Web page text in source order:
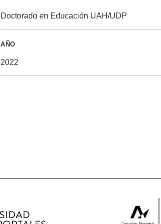
Doctorado en Educación UAH/UDP
AÑO
2022